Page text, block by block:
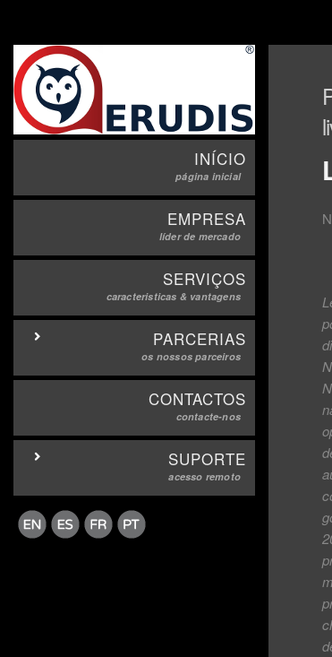
INÍCIO
página inicial
EMPRESA
líder de mercado
SERVIÇOS
caracteristicas & vantagens
PARCERIAS
os nossos parceiros
CONTACTOS
contacte-nos
SUPORTE
acesso remoto